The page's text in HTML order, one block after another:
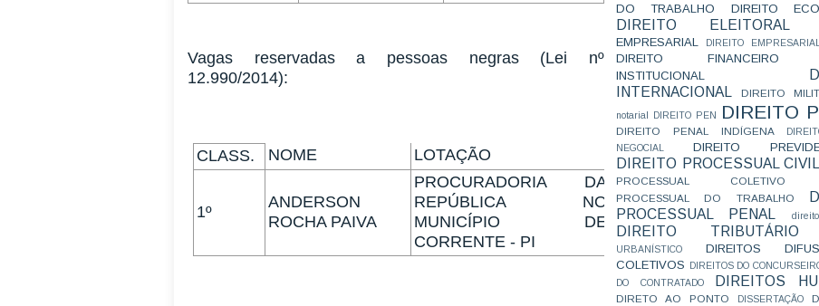
Vagas reservadas a pessoas negras (Lei nº
12.990/2014):
CLASS. NOME LOTAÇÃO
1º
ANDERSON
ROCHA PAIVA
PROCURADORIA DA
REPÚBLICA NO
MUNICÍPIO DE
CORRENTE - PI
DO TRABALHO
DIREITO
DIREITO ELEITORAL
EMPRESARIAL
DIREITO
DIREITO FINANCEIRO
INSTITUCIONAL
INTERNACIONAL
DIREITO
notarial DIREITO PEN DIREITO
DIREITO PENAL INDÍGENA
NEGOCIAL
DIREITO
DIREITO PROCESSUAL CIVIL
PROCESSUAL COLETIVO
PROCESSUAL DO TRABALHO
PROCESSUAL PENAL
DIREITO TRIBUTÁRIO
URBANÍSTICO
DIREITOS
COLETIVOS
DIREITOS DO
DO CONTRATADO
DIREITOS
DIRETO AO PONTO DISSERTAÇÃO